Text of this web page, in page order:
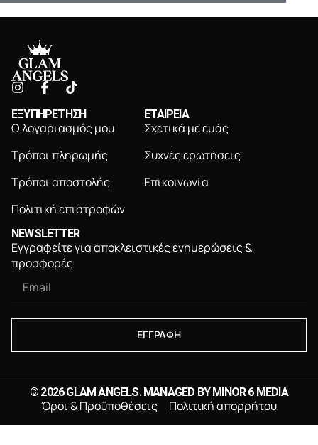
ΕΞΥΠΗΡΕΤΗΣΗ
Ο λογαριασμός μου
Τρόποι πληρωμής
Τρόποι αποστολής
Πολιτική επιστροφών
ΕΤΑΙΡΕΙΑ
Σχετικά με εμάς
Συχνές ερωτήσεις
Επικοινωνία
NEWSLETTER
Εγγραφείτε για αποκλειστικές ενημερώσεις &
προσφορές
ΕΓΓΡΑΦΗ
© 2026 GLAM ANGELS. MANAGED BYMINOR 6 MEDIA
Όροι & Προϋποθέσεις Πολιτική απορρήτου